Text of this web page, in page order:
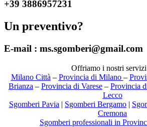
+39 3886957231
Un preventivo?
E-mail : ms.sgomberi@gmail.com
Offriamo i nostri servizi
Milano Città – Provincia di Milano –
Brianza – Provincia di Varese – Provincia
Lecco
Sgomberi Pavia | Sgomberi Bergamo |
Cremona
Sgomberi professionali in